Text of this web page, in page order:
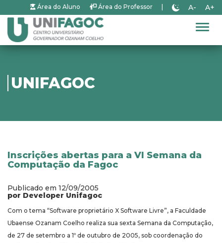
Área do Aluno Área do Professor A- A+
UNIFAGOC
Inscrições abertas para a VI Semana da
Computação da Fagoc
Publicado em 12/09/2005
por Developer Unifagoc
Com o tema “Software proprietário X Software Livre”, a Faculdade
Ubaense Ozanam Coelho realiza sua sexta Semana da Computação,
de 27 de setembro a 1º de outubro de 2005, sob coordenação do